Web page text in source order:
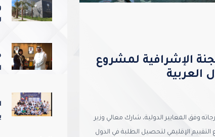
الإشرافية لمشروع
العربية
وفق المعايير الدولية، شارك معالي وزير
الإقليمي لتحصيل الطلبة في الدول